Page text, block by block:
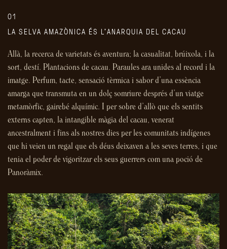
01
LA SELVA AMAZÒNICA ÉS L'ANARQUIA DEL CACAU
Allà, la recerca de varietats és aventura; la casualitat, brúixola, i la
sort, destí. Plantacions de cacau. Paraules ara unides al record i la
imatge. Perfum, tacte, sensació tèrmica i sabor d’una essència
amarga que transmuta en un dolç somriure després d’un viatge
metamòrfic, gairebé alquímic. I per sobre d’allò que els sentits
externs capten, la intangible màgia del cacau, venerat
ancestralment i fins als nostres dies per les comunitats indígenes
que hi veien un regal que els déus deixaven a les seves terres, i que
tenia el poder de vigoritzar els seus guerrers com una poció de
Panoràmix.